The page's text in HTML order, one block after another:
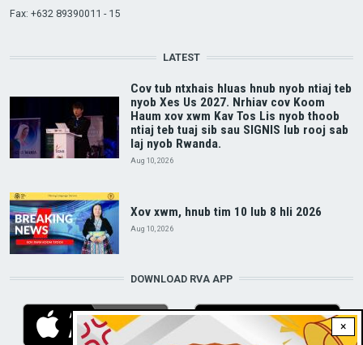
×
Fax: +632 89390011 - 15
LATEST
Cov tub ntxhais hluas hnub nyob ntiaj teb
nyob Xes Us 2027. Nrhiav cov Koom
Haum xov xwm Kav Tos Lis nyob thoob
ntiaj teb tuaj sib sau SIGNIS lub rooj sab
laj nyob Rwanda.
Aug 10, 2026
Xov xwm, hnub tim 10 lub 8 hli 2026
Aug 10, 2026
DOWNLOAD RVA APP